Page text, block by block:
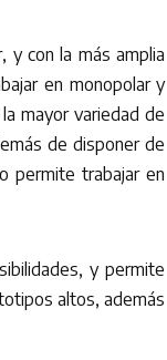
y con la más amplia
en monopolar y
mayor variedad de
de disponer de
permite trabajar en
y permite
altos, además